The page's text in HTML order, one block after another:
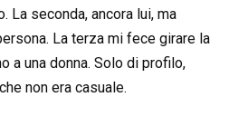
La seconda, ancora lui, ma
La terza mi fece girare la
a una donna. Solo di profilo,
non era casuale.